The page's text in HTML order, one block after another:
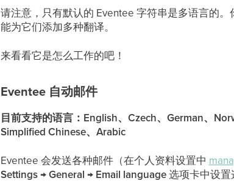
请注意，只有默认的 Eventee 字符串是多语言的
能为它们添加多种翻译。
来看看它是怎么工作的吧！
Eventee 自动邮件
目前支持的语言：English、Czech、German、
Simplified Chinese、Arabic
Eventee 会发送各种邮件（在个人资料设置中
Settings → General → Email language选项卡中设置